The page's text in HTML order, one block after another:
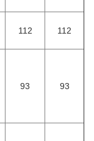
112 112
93 93